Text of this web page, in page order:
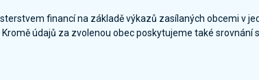
financí na základě výkazů zasílaných obcemi v
údajů za zvolenou obec poskytujeme také srovnání